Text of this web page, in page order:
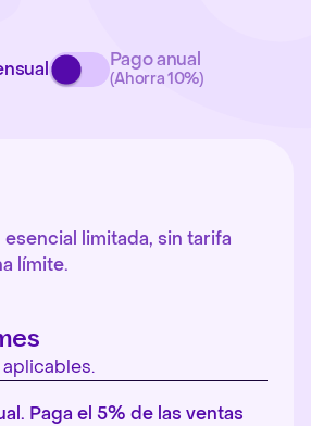
Pago anual
(Ahorra 10%)
limitada, sin tarifa
límite.
Paga el 5% de las ventas